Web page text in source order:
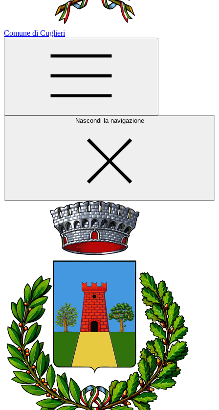
Comune di Cuglieri
Nascondi la navigazione